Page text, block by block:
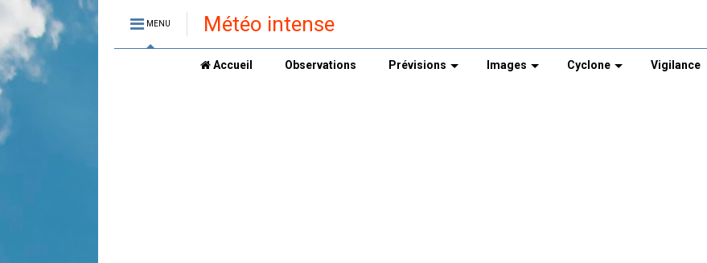
MENU Météo intense
Accueil Observations Prévisions Images Cyclone Vigilance